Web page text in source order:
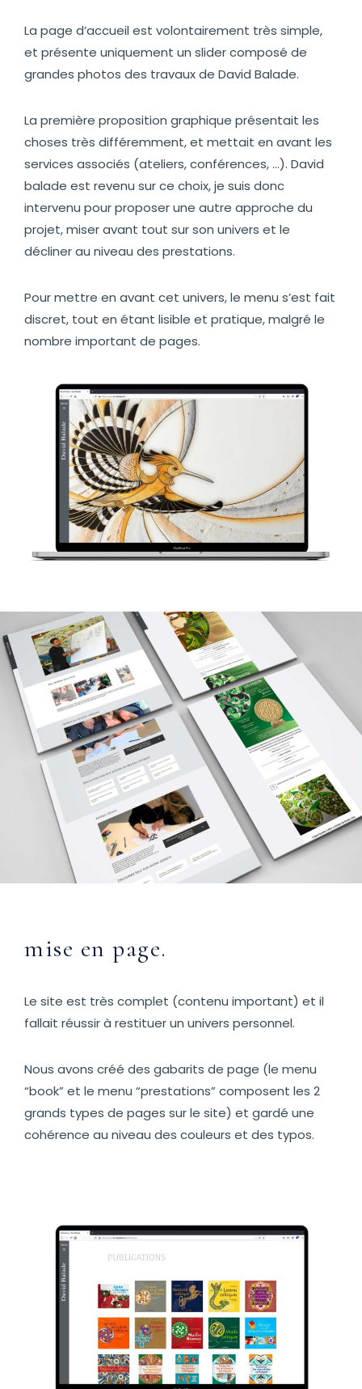
La page d’accueil est volontairement très simple,
et présente uniquement un slider composé de
grandes photos des travaux de David Balade.
La première proposition graphique présentait les
choses très différemment, et mettait en avant les
services associés (ateliers, conférences, …). David
balade est revenu sur ce choix, je suis donc
intervenu pour proposer une autre approche du
projet, miser avant tout sur son univers et le
décliner au niveau des prestations.
Pour mettre en avant cet univers, le menu s’est fait
discret, tout en étant lisible et pratique, malgré le
nombre important de pages.
mise en page.
Le site est très complet (contenu important) et il
fallait réussir à restituer un univers personnel.
Nous avons créé des gabarits de page (le menu
“book” et le menu “prestations” composent les 2
grands types de pages sur le site) et gardé une
cohérence au niveau des couleurs et des typos.